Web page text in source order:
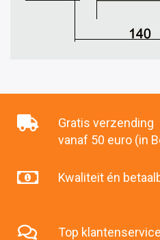
Gratis verzending
vanaf 50 euro (in
Kwaliteit én
Top klantenservice